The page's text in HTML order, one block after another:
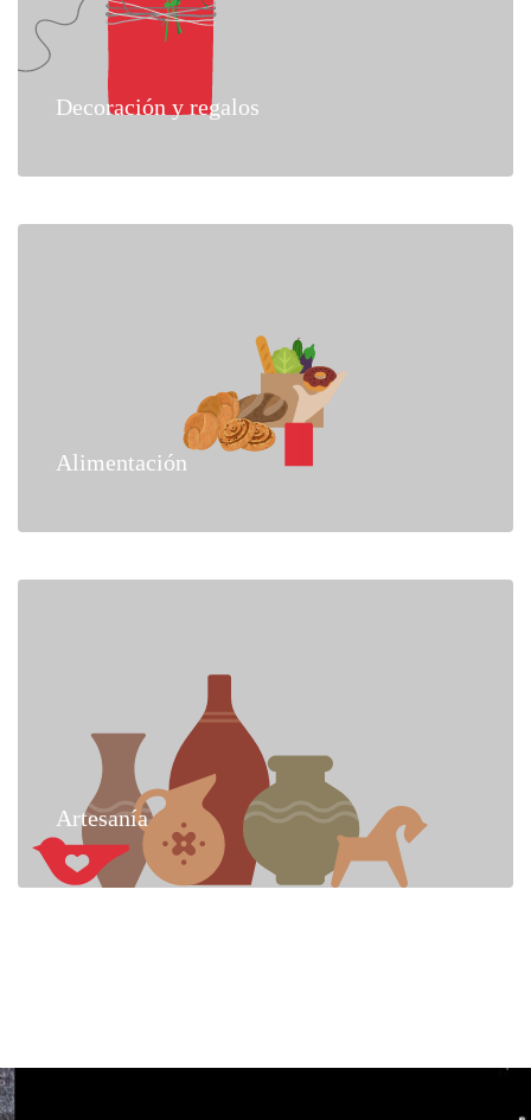
Decoración y regalos
Alimentación
Artesanía